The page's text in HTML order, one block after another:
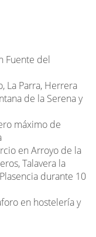
Fuente del
La Parra, Herrera
de la Serena y
máximo de
en Arroyo de la
Talavera la
durante 10
en hostelería y